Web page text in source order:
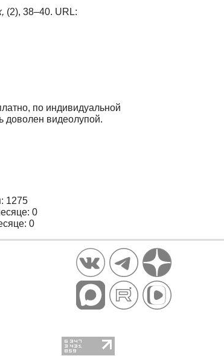
(2), 38–40. URL:
по индивидуальной
доволен видеолупой.
1275
0
0